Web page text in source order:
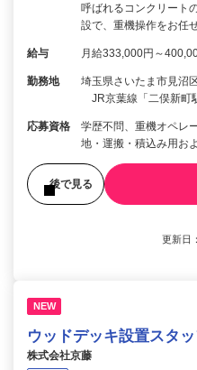
呼ばれるコンクリート
設で、重機操作をお任
給与 月給333,000円～
勤務地
埼玉県さいたま市見沼
JR京葉線「二俣新町
応募資格
学歴不問、重機オペレ
地・運搬・積込み用お
後で見る
更新日
NEW
ウッドデッキ設置スタ
株式会社京藤